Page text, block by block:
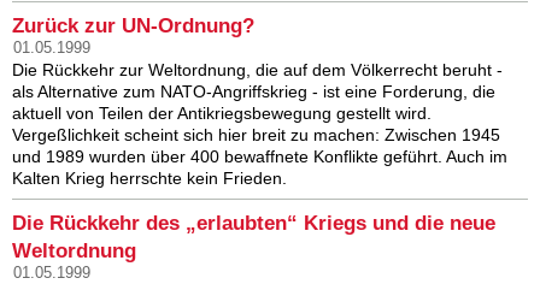
Zurück zur UN-Ordnung?
01.05.1999
Die Rückkehr zur Weltordnung, die auf dem Völkerrecht beruht -
als Alternative zum NATO-Angriffskrieg - ist eine Forderung, die
aktuell von Teilen der Antikriegsbewegung gestellt wird.
Vergeßlichkeit scheint sich hier breit zu machen: Zwischen 1945
und 1989 wurden über 400 bewaffnete Konflikte geführt. Auch im
Kalten Krieg herrschte kein Frieden.
Die Rückkehr des „erlaubten“ Kriegs und die neue
Weltordnung
01.05.1999